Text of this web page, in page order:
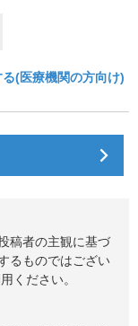
(医療機関の方向け)
稿者の主観に基づ
るものではござい
ください。